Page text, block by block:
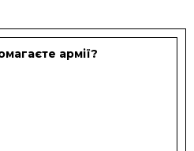
армії?